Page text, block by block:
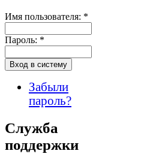
Имя пользователя: *
Пароль: *
Забыли
пароль?
Служба
поддержки